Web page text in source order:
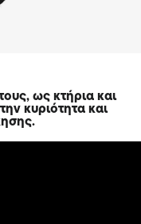
ως κτήρια και
κυριότητα και